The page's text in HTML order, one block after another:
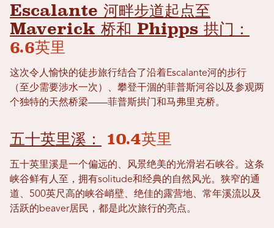
Escalante 河畔步道起点至
Maverick 桥和 Phipps 拱门：
6.6英里
这次令人愉快的徒步旅行结合了沿着Escalante河的步行
（至少需要涉水一次）、攀登干涸的菲普斯河谷以及参观两
个独特的天然桥梁——菲普斯拱门和马弗里克桥。
五十英里溪： 10.4英里
五十英里溪是一个偏远的、风景绝美的光滑岩石峡谷。这条
峡谷鲜有人至，拥有solitude和经典的自然风光。狭窄的通
道、500英尺高的峡谷峭壁、绝佳的露营地、常年溪流以及
活跃的beaver居民，都是此次旅行的亮点。